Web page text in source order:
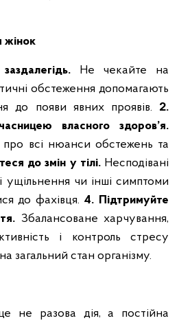
жінок
Не чекайте на
обстеження допомагають
до появи явних проявів. 2.
власного здоров’я.
про всі нюанси обстежень та
до змін у тілі.Несподівані
ущільнення чи інші симптоми
до фахівця. 4. Підтримуйте
Збалансоване харчування,
і контроль стресу
загальний стан організму.
не разова дія, а постійна